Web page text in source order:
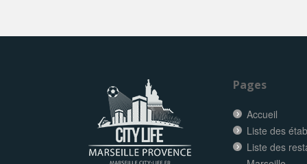
Pages
Accueil
Liste des
Liste des